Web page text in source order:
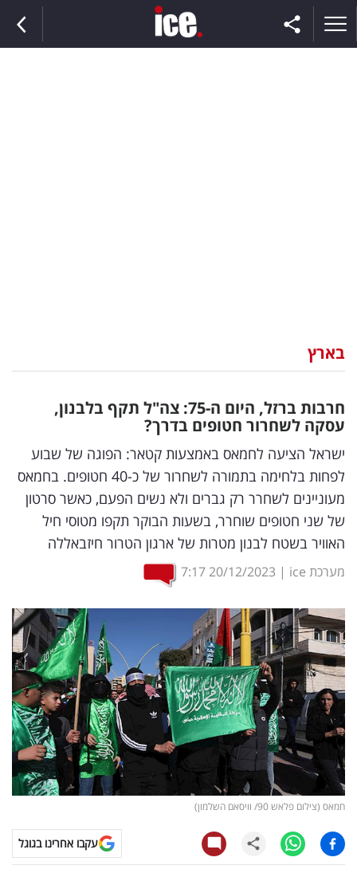
וצרכנות
דיגיטל
וטק
שיווק
ופרסום
משפט
ומחקרים
דעות
רכילות
עסקית
קריפטו
ויראלי
עסקי
בארץ
חרבות ברזל, היום ה-75: צה"ל תקף בלבנון,
עסקה לשחרור חטופים בדרך?
ישראל הציעה לחמאס באמצעות קטאר: הפוגה של שבוע
לפחות בלחימה בתמורה לשחרור של כ-40 חטופים. בחמאס
מעוניינים לשחרר רק גברים ולא נשים הפעם, כאשר סרטון
של שני חטופים שוחרר, בשעות הבוקר תקפו מטוסי חיל
האוויר בשטח לבנון מטרות של ארגון הטרור חיזבאללה
מערכת ice |
20/12/2023
7:17
חמאס (צילום פלאש 90/ וויסאם השלמון)
עקבו אחרינו בגוגל